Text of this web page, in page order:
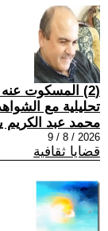
(2) المسكوت
تحليلية مع
محمد عبد
2026 / 8 / 9
قضايا ثقافية